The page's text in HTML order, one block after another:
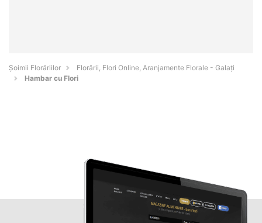
Șoimii Florăriilor
Florării, Flori Online, Aranjamente Florale - Galaţi
Hambar cu Flori